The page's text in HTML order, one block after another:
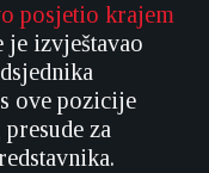
posjetio krajem
je izvještavao
ove pozicije
za